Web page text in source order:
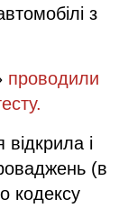
з
проводили
і
(в
кодексу